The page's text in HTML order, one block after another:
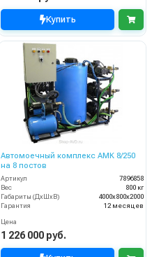
Купить
Автомоечный комплекс АМК 8/250
на 8 постов
Артикул
7896858
Вес
800 кг
Габариты (ДхШхВ)
4000х800х2000
Гарантия
12 месяцев
Цена
1 226 000 руб.